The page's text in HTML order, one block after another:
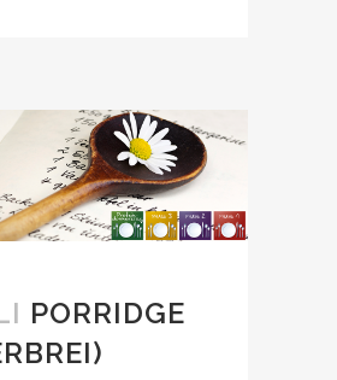
PORRIDGE